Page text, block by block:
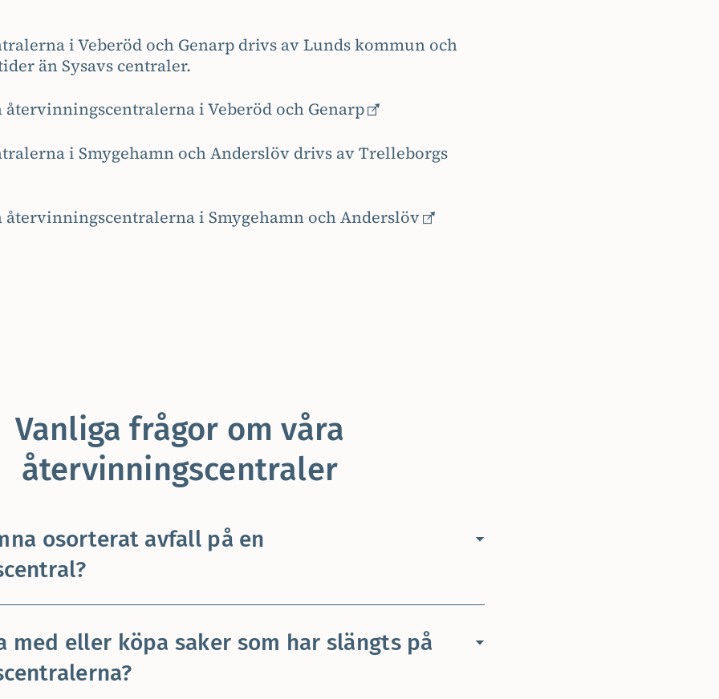
i Veberöd och Genarp drivs av Lunds kommun och
än Sysavs centraler.
återvinningscentralerna i Veberöd och Genarp
i Smygehamn och Anderslöv drivs av Trelleborgs
återvinningscentralerna i Smygehamn och Anderslöv
Vanliga frågor om våra
återvinningscentraler
osorterat avfall på en
med eller köpa saker som har slängts på